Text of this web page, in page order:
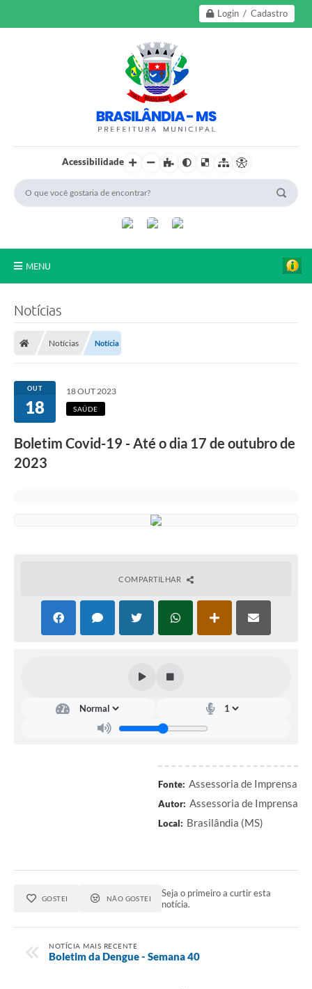
Login / Cadastro
Acessibilidade
MENU
Transparência
Câmara Municipal
e-SIC
Portal da Privacidade
PNAB (Política Nacional Aldir Blanc)
Notícias
Notícias Notícia
OUT
18
18 OUT 2023
SAÚDE
Boletim Covid-19 - Até o dia 17 de outubro de
2023
COMPARTILHAR
Fonte: Assessoria de Imprensa
Autor: Assessoria de Imprensa
Local: Brasilândia (MS)
GOSTEI NÃO GOSTEI
Seja o primeiro a curtir esta
notícia.
NOTÍCIA MAIS RECENTE
Boletim da Dengue - Semana 40